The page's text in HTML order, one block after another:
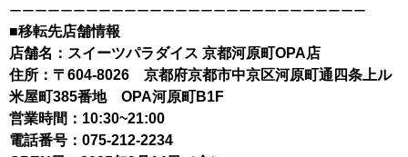
ーーーーーーーーーーーーーーーーーーーーーーーーーーーー
■移転先店舗情報
店舗名：スイーツパラダイス 京都河原町OPA店
住所：〒604-8026 京都府京都市中京区河原町通四条上ル
米屋町385番地 OPA河原町B1F
営業時間：10:30~21:00
電話番号： 075-212-2234